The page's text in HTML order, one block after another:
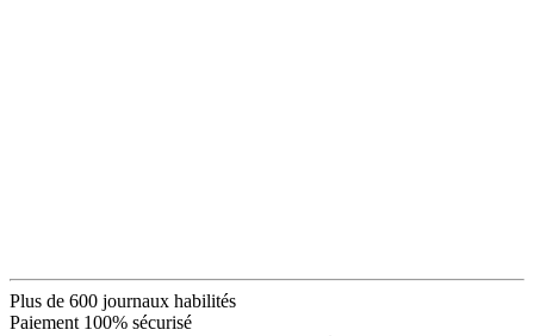
Plus de 600 journaux habilités
Paiement 100% sécurisé